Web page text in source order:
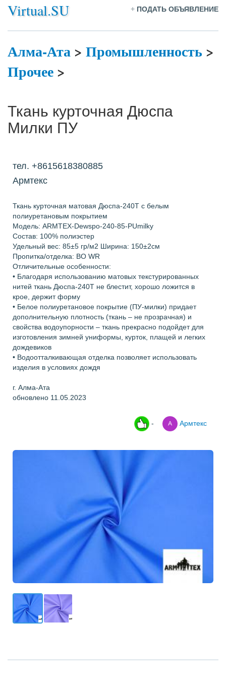
Virtual.SU + ПОДАТЬ ОБЪЯВЛЕНИЕ
Алма-Ата> Промышленность >
Прочее>
Ткань курточная Дюспа
Милки ПУ
тел. +8615618380885
Армтекс
Ткань курточная матовая Дюспа-240Т с белым
полиуретановым покрытием
Модель: ARMTEX-Dewspo-240-85-PUmilky
Состав: 100% полиэстер
Удельный вес: 85±5 гр/м2 Ширина: 150±2см
Пропитка/отделка: ВО WR
Отличительные особенности:
• Благодаря использованию матовых текстурированных
нитей ткань Дюспа-240Т не блестит, хорошо ложится в
крое, держит форму
• Белое полиуретановое покрытие (ПУ-милки) придает
дополнительную плотность (ткань – не прозрачная) и
свойства водоупорности – ткань прекрасно подойдет для
изготовления зимней униформы, курток, плащей и легких
дождевиков
• Водоотталкивающая отделка позволяет использовать
изделия в условиях дождя
г. Алма-Ата
обновлено 11.05.2023
- Армтекс